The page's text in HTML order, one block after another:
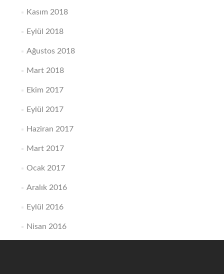
Kasım 2018
Eylül 2018
Ağustos 2018
Mart 2018
Ekim 2017
Eylül 2017
Haziran 2017
Mart 2017
Ocak 2017
Aralık 2016
Eylül 2016
Nisan 2016